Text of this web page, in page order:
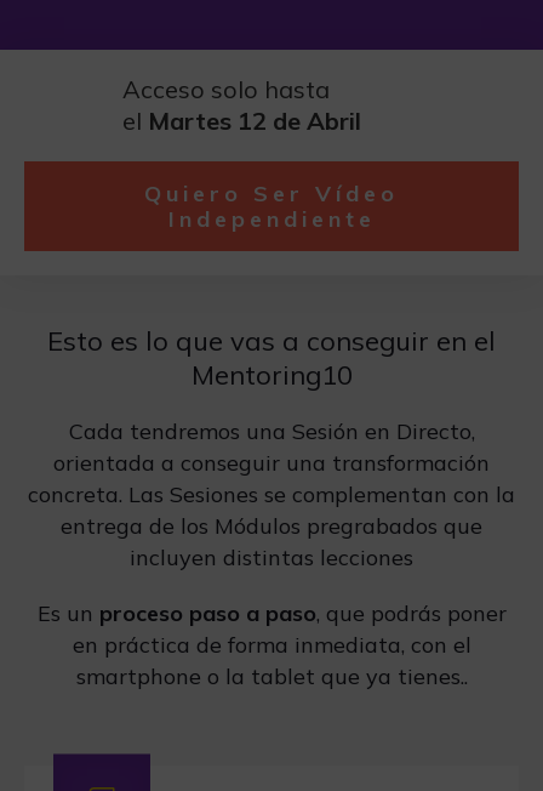
Acceso solo hasta
el Martes 12 de Abril
Quiero Ser Vídeo
Independiente
Esto es lo que vas a conseguir en el
Mentoring10
Cada tendremos una Sesión en Directo,
orientada a conseguir una transformación
concreta. Las Sesiones se complementan con la
entrega de los Módulos pregrabados que
incluyen distintas lecciones
Es un proceso paso a paso, que podrás poner
en práctica de forma inmediata, con el
smartphone o la tablet que ya tienes..